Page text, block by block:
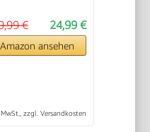
24,99 €
€
ansehen
zzgl. Versandkosten